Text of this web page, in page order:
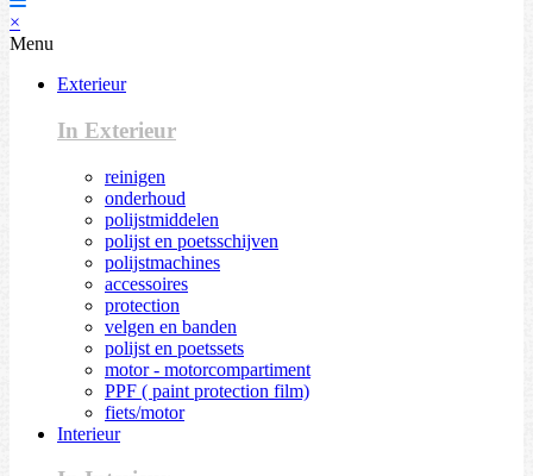
×
Menu
Exterieur
In Exterieur
reinigen
onderhoud
polijstmiddelen
polijst en poetsschijven
polijstmachines
accessoires
protection
velgen en banden
polijst en poetssets
motor - motorcompartiment
PPF ( paint protection film)
fiets/motor
Interieur